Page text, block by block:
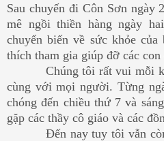
Sau chuyến đi Côn Sơn ngày
mê ngồi thiền hàng ngày
chuyển biến về sức khỏe
thích tham gia giúp đỡ các
Chúng tôi rất vui mỗi
cùng với mọi người. Từng
chóng đến chiều thứ 7 và
gặp các thầy cô giáo và các
Đến nay tuy tôi vẫn